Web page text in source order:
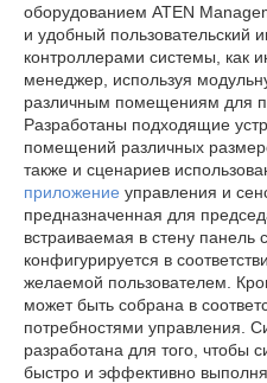
оборудованием ATEN
и удобный пользовательский
контроллерами системы, как
менеджер, используя
различным помещениям для
Разработаны подходящие
помещений различных
также и сценариев
приложение управления и
предназначенная для
встраиваемая в стену панель
конфигурируется в
желаемой пользователем.
может быть собрана в
потребностями управления.
разработана для того, чтобы
быстро и эффективно